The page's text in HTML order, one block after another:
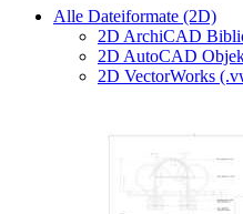
Alle Dateiformate (2D)
2D ArchiCAD
2D AutoCAD
2D VectorWorks